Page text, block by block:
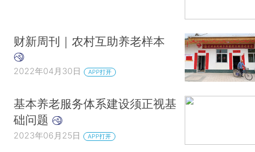
财新周刊｜农村互助养老样本
2022年04月30日 APP打开
基本养老服务体系建设须正视基
础问题
2023年06月25日 APP打开